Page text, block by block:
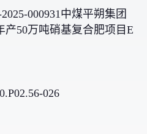
000931中煤平朔集团
50万吨硝基复合肥项目E
026